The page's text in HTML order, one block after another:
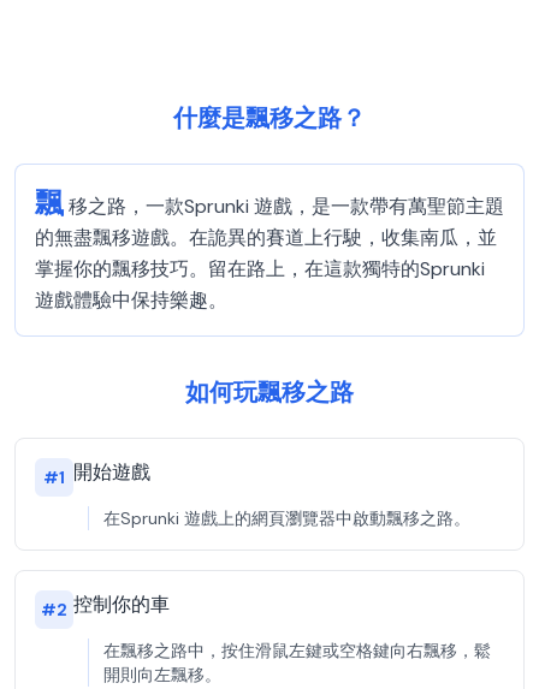
什麼是飄移之路？
飄移之路，一款Sprunki 遊戲，是一款帶有萬聖節主題
的無盡飄移遊戲。在詭異的賽道上行駛，收集南瓜，並
掌握你的飄移技巧。留在路上，在這款獨特的Sprunki
遊戲體驗中保持樂趣。
如何玩飄移之路
#1 開始遊戲
在Sprunki 遊戲上的網頁瀏覽器中啟動飄移之路。
#2 控制你的車
在飄移之路中，按住滑鼠左鍵或空格鍵向右飄移，鬆
開則向左飄移。